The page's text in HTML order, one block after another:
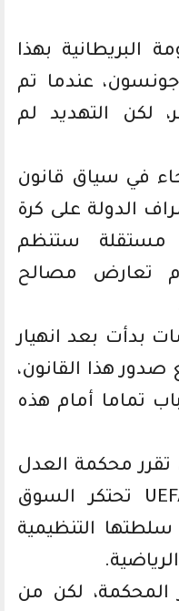
البريطانية بهذا
عندما تم
لكن التهديد لم
جاء في سياق قانون
الدولة على كرة
مستقلة ستنظم
تعارض مصالح
بدأت بعد انهيار
هذا القانون،
تماما أمام هذه
تقرر محكمة العدل
الأوروبية ما إذا كانت UEFA تحتكر السوق
التنظيمية
المحكمة، لكن من